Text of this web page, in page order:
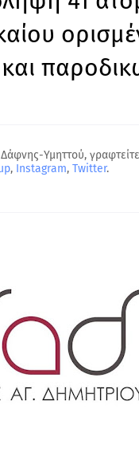
Υμηττού,
, Instagram, Twitter.